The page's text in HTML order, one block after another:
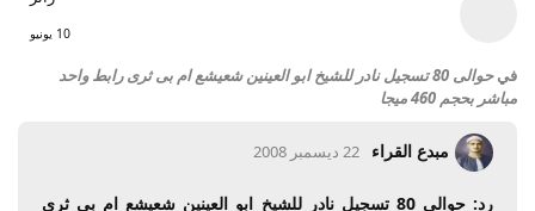
10 يونيو
في
حوالى 80 تسجيل نادر للشيخ ابو العينين شعيشع ام بى ثرى رابط واحد
مباشر بحجم 460 ميجا
مبدع القراء 22 ديسمبر 2008
رد: حوالى 80 تسجيل نادر للشيخ ابو العينين شعيشع ام بى ثرى